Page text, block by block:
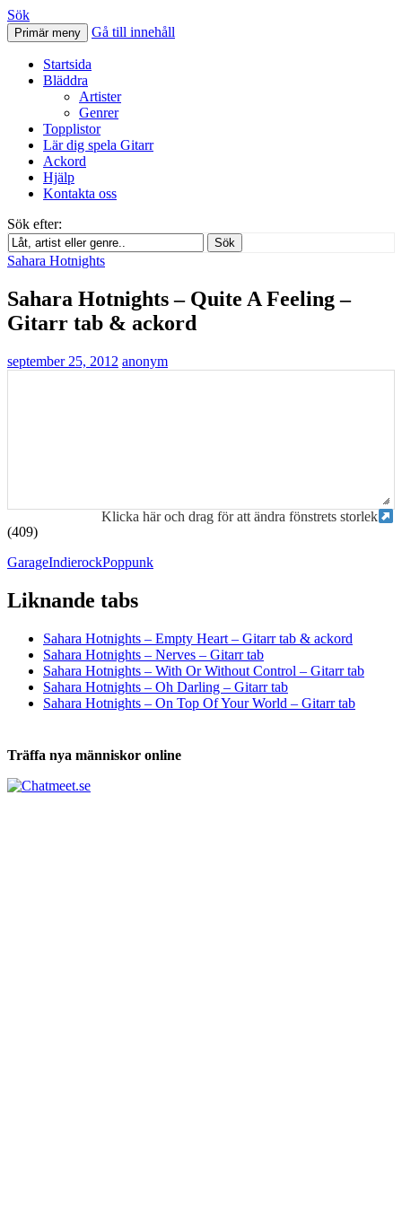
Svenskatabs.se
Sök
Primär meny Gå till innehåll
Startsida
Bläddra
Artister
Genrer
Topplistor
Lär dig spela Gitarr
Ackord
Hjälp
Kontakta oss
Sök efter:
Sök
Sahara Hotnights
Sahara Hotnights – Quite A Feeling –
Gitarr tab & ackord
september 25, 2012 anonym
Klicka här och drag för att ändra fönstrets storlek
(409)
GarageIndierockPoppunk
Liknande tabs
Sahara Hotnights – Empty Heart – Gitarr tab & ackord
Sahara Hotnights – Nerves – Gitarr tab
Sahara Hotnights – With Or Without Control – Gitarr tab
Sahara Hotnights – Oh Darling – Gitarr tab
Sahara Hotnights – On Top Of Your World – Gitarr tab
Träffa nya människor online